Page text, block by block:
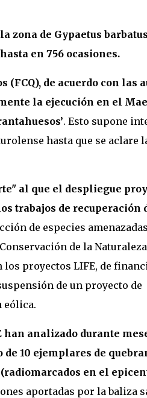
zona de Gypaetus barbatus
en 756 ocasiones.
de acuerdo con las
la ejecución en el
. Esto supone
hasta que se aclare
al que el despliegue
trabajos de recuperación
de especies
de la Naturaleza
proyectos LIFE, de
de un proyecto de
eólica.
han analizado durante
10 ejemplares de
en el
aportadas por la baliza